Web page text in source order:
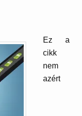
Ez a
cikk
nem
azért